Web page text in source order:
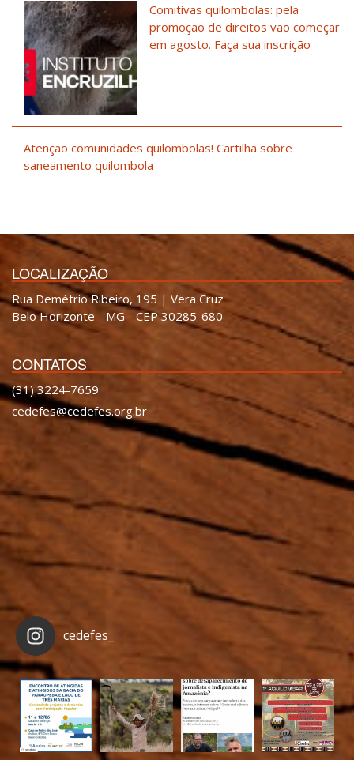
Comitivas quilombolas: pela
promoção de direitos vão começar
em agosto. Faça sua inscrição
Atenção comunidades quilombolas! Cartilha sobre
saneamento quilombola
LOCALIZAÇÃO
Rua Demétrio Ribeiro, 195 | Vera Cruz
Belo Horizonte - MG - CEP 30285-680
CONTATOS
(31) 3224-7659
cedefes@cedefes.org.br
cedefes_